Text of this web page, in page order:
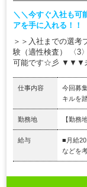
＼＼今すぐ入社も可
アを手に入れる！！
＞＞入社までの選考
験（適性検査） 〈3
可能です☆彡 ▼▼▼未
仕事内容
今回募
キルを
勤務地 【勤務
給与
■月給
などを